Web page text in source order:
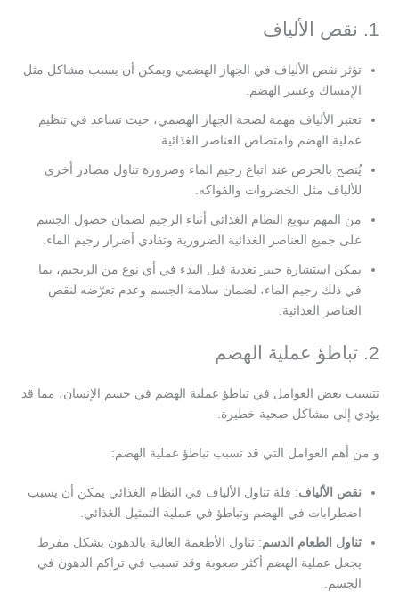
1. نقص الألياف
تؤثر نقص الألياف في الجهاز الهضمي ويمكن أن يسبب مشاكل مثل
الإمساك وعسر الهضم.
تعتبر الألياف مهمة لصحة الجهاز الهضمي، حيث تساعد في تنظيم
عملية الهضم وامتصاص العناصر الغذائية.
يُنصح بالحرص عند اتباع رجيم الماء وضرورة تناول مصادر أخرى
للألياف مثل الخضروات والفواكه.
من المهم تنويع النظام الغذائي أثناء الرجيم لضمان حصول الجسم
على جميع العناصر الغذائية الضرورية وتفادي أضرار رجيم الماء.
يمكن استشارة خبير تغذية قبل البدء في أي نوع من الريجيم، بما
في ذلك رجيم الماء، لضمان سلامة الجسم وعدم تعرّضه لنقص
العناصر الغذائية.
2. تباطؤ عملية الهضم
تتسبب بعض العوامل في تباطؤ عملية الهضم في جسم الإنسان، مما قد
يؤدي إلى مشاكل صحية خطيرة.
و من أهم العوامل التي قد تسبب تباطؤ عملية الهضم:
نقص الألياف: قلة تناول الألياف في النظام الغذائي يمكن أن يسبب
اضطرابات في الهضم وتباطؤ في عملية التمثيل الغذائي.
تناول الطعام الدسم: تناول الأطعمة العالية بالدهون بشكل مفرط
يجعل عملية الهضم أكثر صعوبة وقد تسبب في تراكم الدهون في
الجسم.